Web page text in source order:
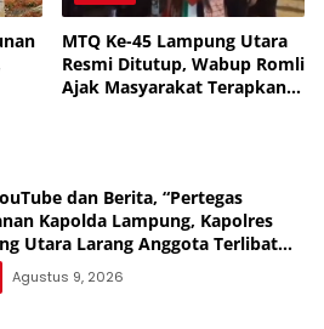
MTQ Ke-45 Lampung Utara
Resmi Ditutup, Wabup Romli
Ajak Masyarakat Terapkan
dan Berita, “Pertegas
Kapolda Lampung, Kapolres
Utara Larang Anggota Terlibat
Judol, KDRT dan Perselingkuhan”
Agustus 9, 2026